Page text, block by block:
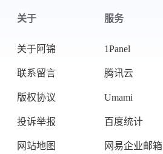
关于
关于阿锦
联系留言
版权协议
投诉举报
网站地图
服务
1Panel
腾讯云
Umami
百度统计
网易企业邮箱